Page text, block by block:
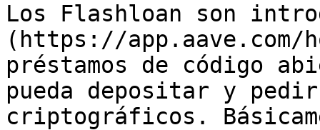
Los Flashloan son
(https://app.aave.com/
préstamos de código
pueda depositar y
criptográficos.